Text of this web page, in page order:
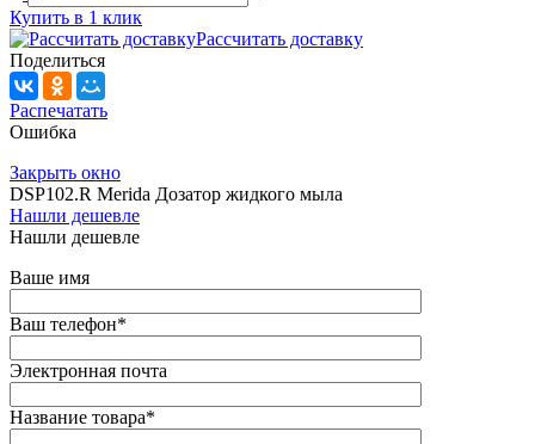
Купить в 1 клик
Рассчитать доставку
Поделиться
Распечатать
Ошибка
Закрыть окно
DSP102.R Merida Дозатор жидкого мыла
Нашли дешевле
Нашли дешевле
Ваше имя
Ваш телефон*
Электронная почта
Название товара*